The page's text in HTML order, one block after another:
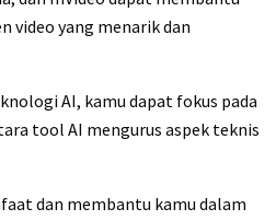
video yang menarik dan
AI, kamu dapat fokus pada
tool AI mengurus aspek teknis
dan membantu kamu dalam